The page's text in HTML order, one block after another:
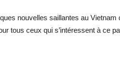
nouvelles saillantes au Vietnam
tous ceux qui s’intéressent à ce